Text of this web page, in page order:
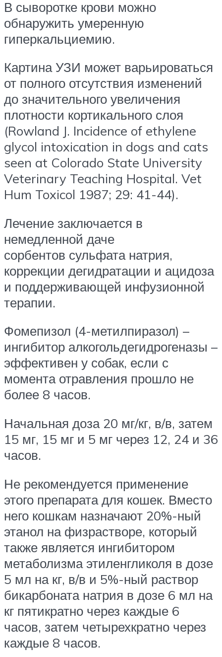
В сыворотке крови можно
обнаружить умеренную
гиперкальциемию.
Картина УЗИ может варьироваться
от полного отсутствия изменений
до значительного увеличения
плотности кортикального слоя
(Rowland J. Incidence of ethylene
glycol intoxication in dogs and cats
seen at Colorado State University
Veterinary Teaching Hospital. Vet
Hum Toxicol 1987; 29: 41-44).
Лечение заключается в
немедленной даче
сорбентов сульфата натрия,
коррекции дегидратации и ацидоза
и поддерживающей инфузионной
терапии.
Фомепизол (4-метилпиразол) –
ингибитор алкогольдегидрогеназы –
эффективен у собак, если с
момента отравления прошло не
более 8 часов.
Начальная доза 20 мг/кг, в/в, затем
15 мг, 15 мг и 5 мг через 12, 24 и 36
часов.
Не рекомендуется применение
этого препарата для кошек. Вместо
него кошкам назначают 20%-ный
этанол на физрастворе, который
также является ингибитором
метаболизма этиленгликоля в дозе
5 мл на кг, в/в и 5%-ный раствор
бикарбоната натрия в дозе 6 мл на
кг пятикратно через каждые 6
часов, затем четырехкратно через
каждые 8 часов.